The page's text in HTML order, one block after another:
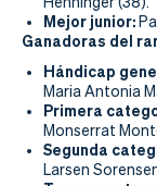
Mejor junior:
Ganadoras del
Hándicap
Maria Antonia
Primera
Monserrat
Segunda
Larsen